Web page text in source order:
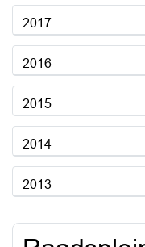
2017
2016
2015
2014
2013